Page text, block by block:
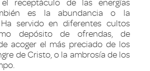
el receptáculo de las energías
es la abundancia o la
servido en diferentes cultos
depósito de ofrendas, de
acoger el más preciado de los
de Cristo, o la ambrosía de los